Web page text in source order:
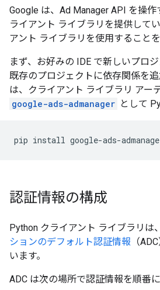
Google は、Ad Manager API を操
ライアント ライブラリを提供して
アント ライブラリを使用することを
まず、お好みの IDE で新しいプロ
既存のプロジェクトに依存関係を
は、クライアント ライブラリ アー
google-ads-admanager として
pip install
認証情報の構成
Python クライアント ライブラリは
ションのデフォルト認証情報 （
います。
ADC は次の場所で認証情報を順番に